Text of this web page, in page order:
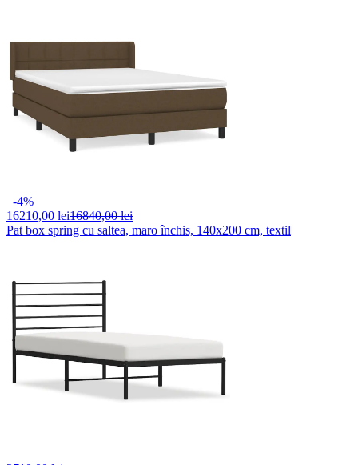
-4%
16210,00 lei16840,00 lei
Pat box spring cu saltea, maro închis, 140x200 cm, textil